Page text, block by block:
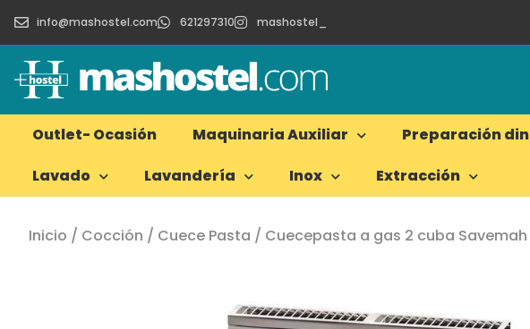
info@mashostel.com 621297310 mashostel_
Outlet- Ocasión Maquinaria Auxiliar Preparación
Lavado
Lavandería Inox Extracción
Inicio / Cocción / Cuece Pasta / Cuecepasta a gas 2 cuba Savemah